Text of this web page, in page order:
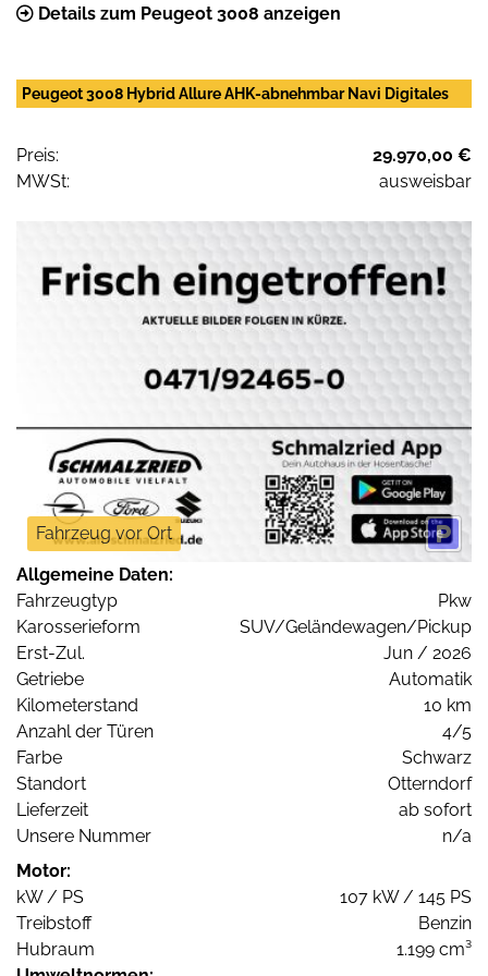
Details zum Peugeot 3008 anzeigen
Peugeot 3008 Hybrid Allure AHK-abnehmbar Navi Digitales
Preis:
29.970,00 €
MWSt:
ausweisbar
Fahrzeug vor Ort
Allgemeine Daten:
Fahrzeugtyp
Pkw
Karosserieform
SUV/Geländewagen/Pickup
Erst-Zul.
Jun / 2026
Getriebe
Automatik
Kilometerstand
10 km
Anzahl der Türen
4/5
Farbe
Schwarz
Standort
Otterndorf
Lieferzeit
ab sofort
Unsere Nummer
n/a
Motor:
kW / PS
107 kW / 145 PS
Treibstoff
Benzin
Hubraum
1.199 cm³